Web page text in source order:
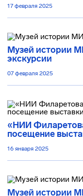
17 февраля 2025
Музей истории
экскурсии
07 февраля 2025
«НИИ
посещение
16 января 2025
Музей истории